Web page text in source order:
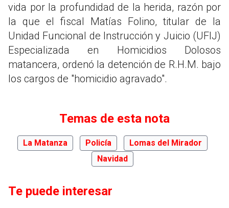
vida por la profundidad de la herida, razón por
la que el fiscal Matías Folino, titular de la
Unidad Funcional de Instrucción y Juicio (UFIJ)
Especializada en Homicidios Dolosos
matancera, ordenó la detención de R.H.M. bajo
los cargos de "homicidio agravado".
Temas de esta nota
La Matanza Policía
Lomas del Mirador
Navidad
Te puede interesar